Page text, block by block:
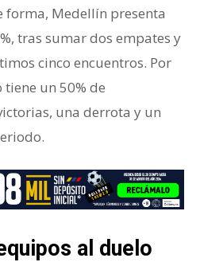
forma, Medellín presenta
tras sumar dos empates y
cinco encuentros. Por
tiene un 50% de
una derrota y un
al duelo